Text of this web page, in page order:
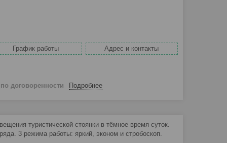
График работы Адрес и контакты
по договоренности Подробнее
туристической стоянки в тёмное время суток.
3 режима работы: яркий, эконом и стробоскоп.